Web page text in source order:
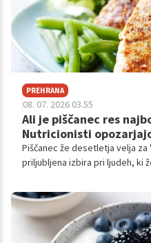
PREHRANA
08. 07. 2026 03.55
Ali je piščanec res
Nutricionisti
Piščanec že desetletja velja
priljubljena izbira pri ljudeh, ki
prehrani.